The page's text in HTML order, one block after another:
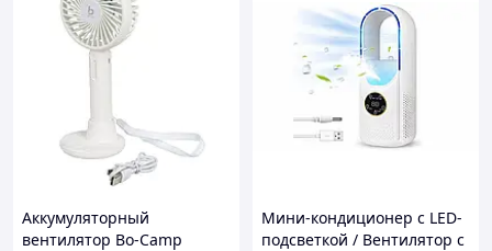
Аккумуляторный
вентилятор Bo-Camp
Мини-кондиционер с LED-
подсветкой / Вентилятор с